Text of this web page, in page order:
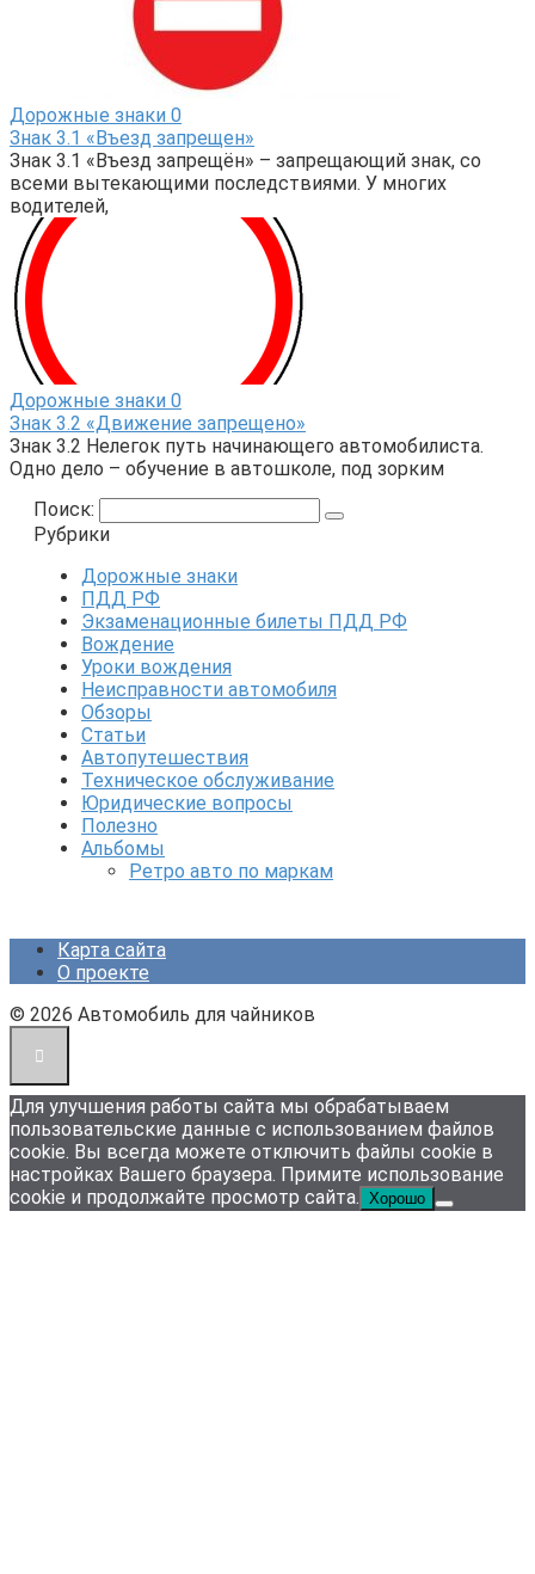
Дорожные знаки 0
Знак 3.1 «Въезд запрещен»
Знак 3.1 «Въезд запрещён» – запрещающий знак, со
всеми вытекающими последствиями. У многих
водителей,
Дорожные знаки 0
Знак 3.2 «Движение запрещено»
Знак 3.2 Нелегок путь начинающего автомобилиста.
Одно дело – обучение в автошколе, под зорким
Поиск:
Рубрики
Дорожные знаки
ПДД РФ
Экзаменационные билеты ПДД РФ
Вождение
Уроки вождения
Неисправности автомобиля
Обзоры
Статьи
Автопутешествия
Техническое обслуживание
Юридические вопросы
Полезно
Альбомы
Ретро авто по маркам
Карта сайта
О проекте
© 2026 Автомобиль для чайников
Для улучшения работы сайта мы обрабатываем
пользовательские данные с использованием файлов
cookie. Вы всегда можете отключить файлы cookie в
настройках Вашего браузера. Примите использование
cookie и продолжайте просмотр сайта. Хорошо